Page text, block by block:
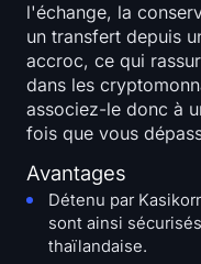
l'échange, la
un transfert depuis
accroc, ce qui
dans les
associez-le donc à
fois que vous
Avantages
Détenu par
sont ainsi
thaïlandaise.